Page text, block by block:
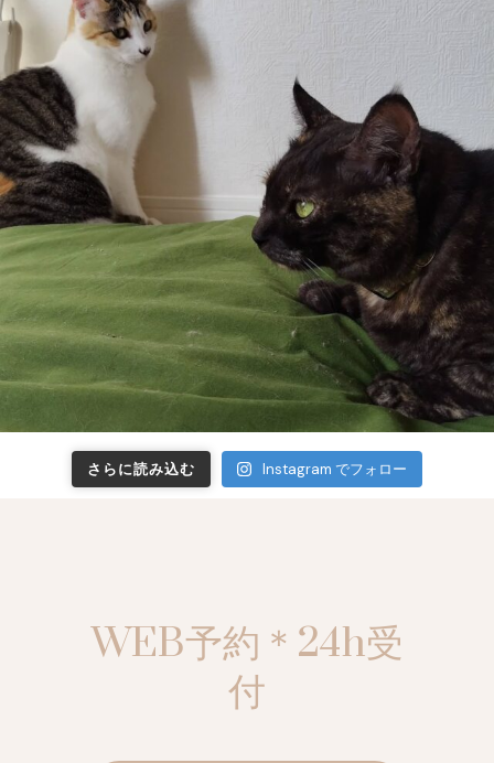
さらに読み込む Instagram でフォロー
WEB予約＊24h受
付